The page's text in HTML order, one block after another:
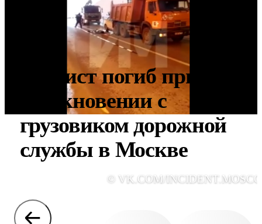
Таксист погиб при
столкновении с
грузовиком дорожной
службы в Москве
© VK.COM/